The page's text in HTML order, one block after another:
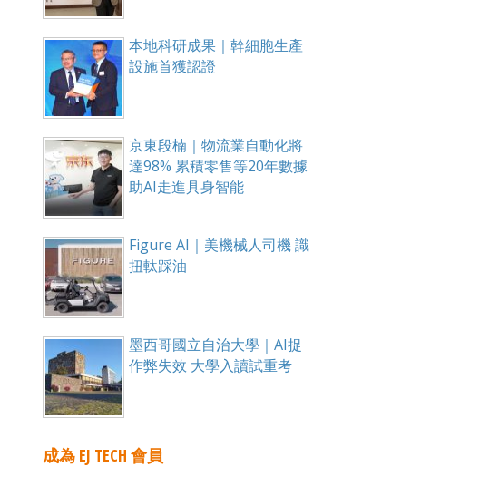
本地科研成果｜幹細胞生產
設施首獲認證
京東段楠｜物流業自動化將
達98% 累積零售等20年數據
助AI走進具身智能
Figure AI｜美機械人司機 識
扭軚踩油
墨西哥國立自治大學｜AI捉
作弊失效 大學入讀試重考
成為 EJ TECH 會員